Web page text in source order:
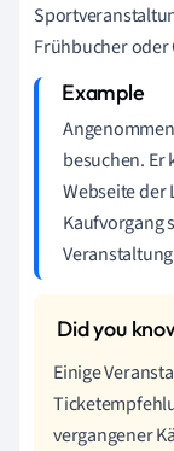
Frühbucher oder
besuchen. Er
Webseite der
Kaufvorgang
Einige
vergangener